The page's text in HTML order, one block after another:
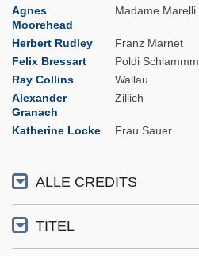
Agnes
Moorehead
Madame Marelli
Herbert Rudley
Franz Marnet
Felix Bressart
Poldi Schlammm
Ray Collins
Wallau
Alexander
Granach
Zillich
Katherine Locke Frau Sauer
ALLE CREDITS
TITEL